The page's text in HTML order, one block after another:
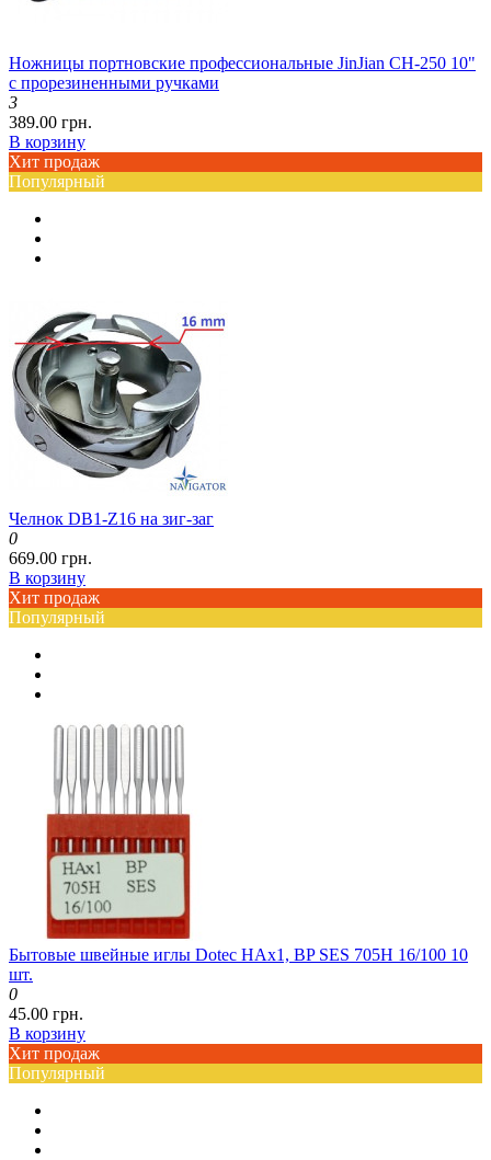
Ножницы портновские профессиональные JinJian CH-250 10"
с прорезиненными ручками
3
389.00 грн.
В корзину
Хит продаж
Популярный
Челнок DB1-Z16 на зиг-заг
0
669.00 грн.
В корзину
Хит продаж
Популярный
Бытовые швейные иглы Dotec HAx1, BP SES 705H 16/100 10
шт.
0
45.00 грн.
В корзину
Хит продаж
Популярный